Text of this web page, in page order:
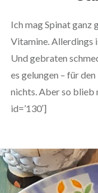
Ich mag Spinat ganz
Vitamine. Allerdings
Und gebraten
es gelungen – für
nichts. Aber so
id=’130′]